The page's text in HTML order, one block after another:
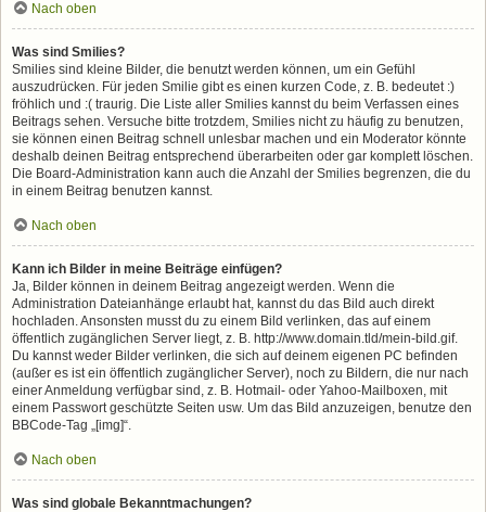
Nach oben
Was sind Smilies?
Smilies sind kleine Bilder, die benutzt werden können, um ein Gefühl
auszudrücken. Für jeden Smilie gibt es einen kurzen Code, z. B. bedeutet :)
fröhlich und :( traurig. Die Liste aller Smilies kannst du beim Verfassen eines
Beitrags sehen. Versuche bitte trotzdem, Smilies nicht zu häufig zu benutzen,
sie können einen Beitrag schnell unlesbar machen und ein Moderator könnte
deshalb deinen Beitrag entsprechend überarbeiten oder gar komplett löschen.
Die Board-Administration kann auch die Anzahl der Smilies begrenzen, die du
in einem Beitrag benutzen kannst.
Nach oben
Kann ich Bilder in meine Beiträge einfügen?
Ja, Bilder können in deinem Beitrag angezeigt werden. Wenn die
Administration Dateianhänge erlaubt hat, kannst du das Bild auch direkt
hochladen. Ansonsten musst du zu einem Bild verlinken, das auf einem
öffentlich zugänglichen Server liegt, z. B. http://www.domain.tld/mein-bild.gif.
Du kannst weder Bilder verlinken, die sich auf deinem eigenen PC befinden
(außer es ist ein öffentlich zugänglicher Server), noch zu Bildern, die nur nach
einer Anmeldung verfügbar sind, z. B. Hotmail- oder Yahoo-Mailboxen, mit
einem Passwort geschützte Seiten usw. Um das Bild anzuzeigen, benutze den
BBCode-Tag „[img]“.
Nach oben
Was sind globale Bekanntmachungen?